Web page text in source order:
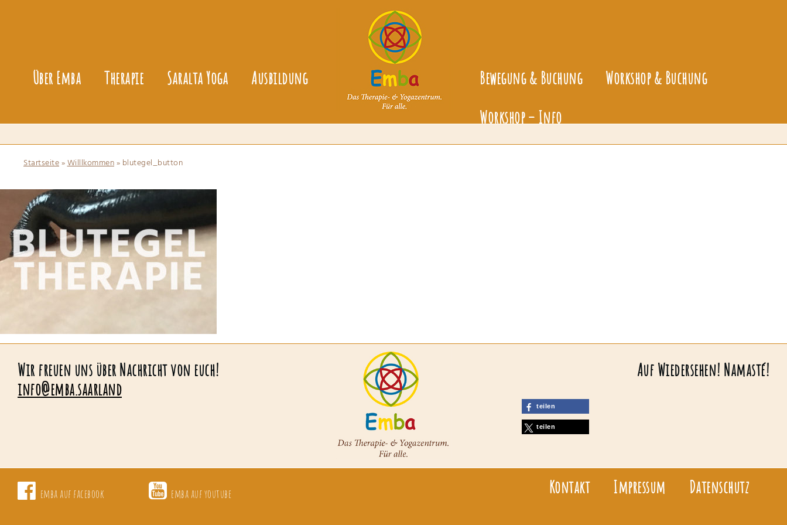
Über Emba Therapie Saralta Yoga Ausbildung Bewegung & Buchung
Workshop & Buchung
Workshop – Info
Startseite»Willlkommen» blutegel_button
Wir freuen uns über Nachricht von euch!
info@emba.saarland
Auf Wiedersehen! Namasté!
teilen
teilen
emba auf facebook emba auf youtube Kontakt Impressum Datenschutz